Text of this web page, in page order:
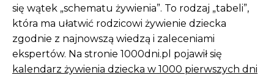
się wątek „schematu żywienia”. To rodzaj „tabeli”,
która ma ułatwić rodzicowi żywienie dziecka
zgodnie z najnowszą wiedzą i zaleceniami
ekspertów. Na stronie 1000dni.pl pojawił się
kalendarz żywienia dziecka w 1000 pierwszych dni